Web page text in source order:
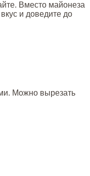
Вместо майонеза
и доведите до
Можно вырезать